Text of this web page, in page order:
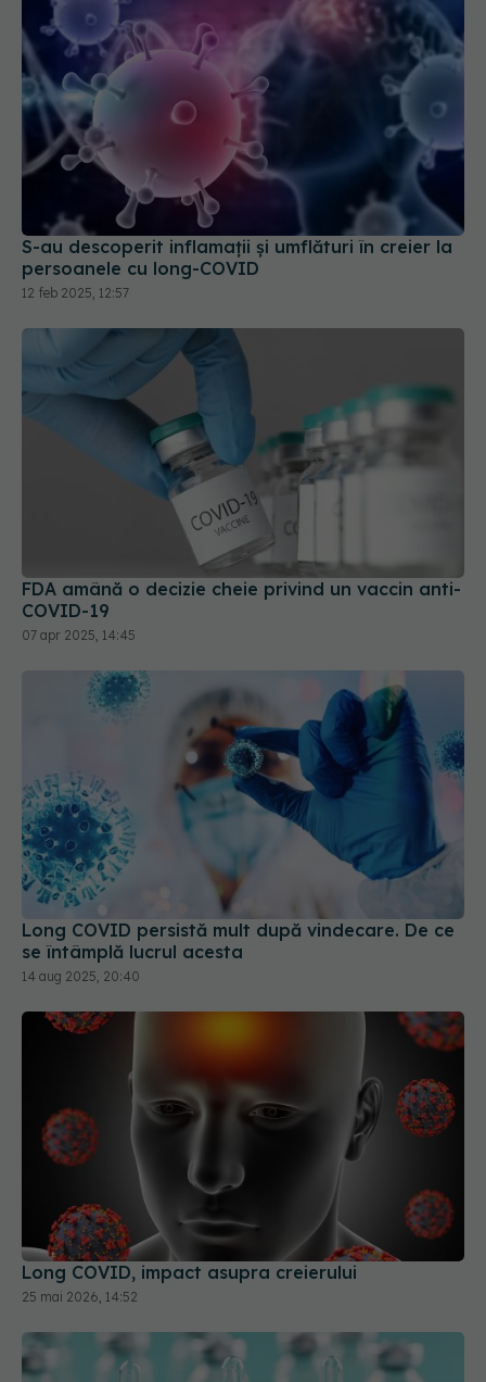
S-au descoperit inflamaţii și umflături în creier la
persoanele cu long-COVID
12 feb 2025, 12:57
FDA amână o decizie cheie privind un vaccin anti-
Long COVID persistă mult după vindecare. De ce
se întâmplă lucrul acesta
14 aug 2025, 20:40
Long COVID, impact asupra creierului
25 mai 2026, 14:52